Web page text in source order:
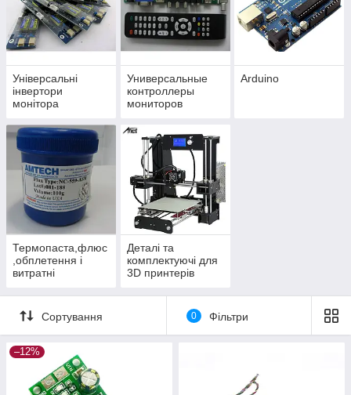
Універсальні
інвертори
монітора
Универсальные
контроллеры
мониторов
Arduino
Термопаста,флюс
,обплетення і
витратні
Деталі та
комплектуючі для
3D принтерів
Сортування 0 Фільтри
–12%